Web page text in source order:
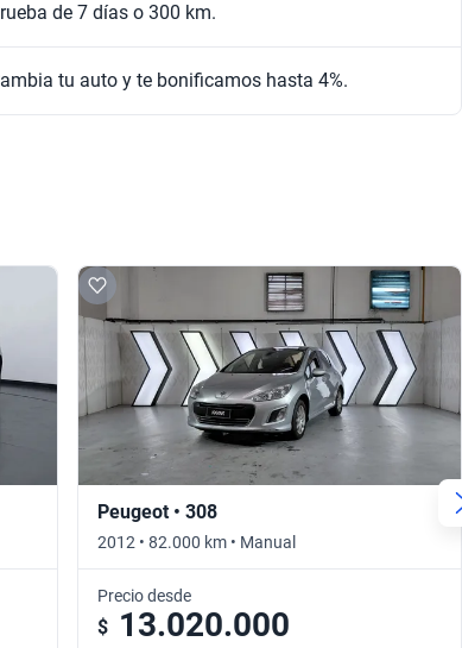
de 7 días o 300 km.
tu auto y te bonificamos hasta 4%.
Peugeot • 308
2012 • 82.000 km • Manual
Precio desde
$ 13.020.000